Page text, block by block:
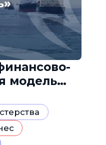
модель
путь»